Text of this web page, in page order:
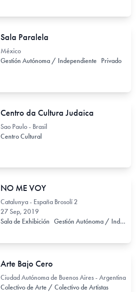
Sala Paralela
México
Gestión Autónoma / Independiente Privado
Centro da Cultura Judaica
Sao Paulo - Brasil
Centro Cultural
NO ME VOY
Catalunya - España Brosolí 2
27 Sep, 2019
Sala de Exhibición Gestión Autónoma / Independiente
Arte Bajo Cero
Ciudad Autónoma de Buenos Aires - Argentina
Colectivo de Arte / Colectivo de Artistas